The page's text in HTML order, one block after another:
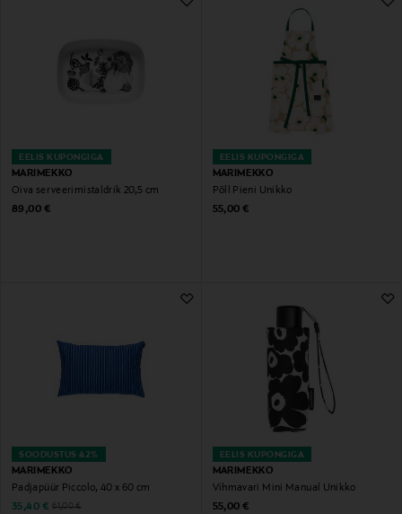
EELIS KUPONGIGA
MARIMEKKO
Oiva serveerimistaldrik 20,5 cm
Original Price
89,00 €
EELIS KUPONGIGA
MARIMEKKO
Põll Pieni Unikko
Original Price
55,00 €
SOODUSTUS 42%
MARIMEKKO
Padjapüür Piccolo, 40 x 60 cm
Discounted Price
35,40 € Original Price
61,00 €
EELIS KUPONGIGA
MARIMEKKO
Vihmavari Mini Manual Unikko
Original Price
55,00 €